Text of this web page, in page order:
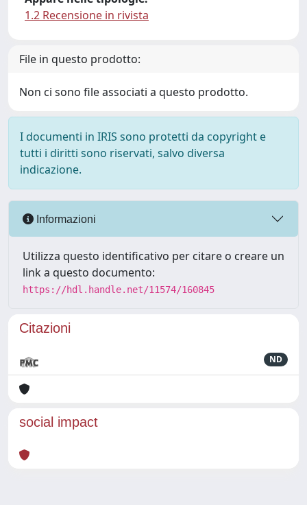
1.2 Recensione in rivista
File in questo prodotto:
Non ci sono file associati a questo prodotto.
I documenti in IRIS sono protetti da copyright e
tutti i diritti sono riservati, salvo diversa
indicazione.
Informazioni
Utilizza questo identificativo per citare o creare un
link a questo documento:
https://hdl.handle.net/11574/160845
Citazioni
ND
social impact